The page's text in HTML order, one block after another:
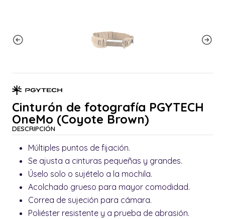
Cinturón de fotografía PGYTECH
OneMo (Coyote Brown)
DESCRIPCIÓN
Múltiples puntos de fijación.
Se ajusta a cinturas pequeñas y grandes.
Úselo solo o sujételo a la mochila.
Acolchado grueso para mayor comodidad.
Correa de sujeción para cámara.
Poliéster resistente y a prueba de abrasión.